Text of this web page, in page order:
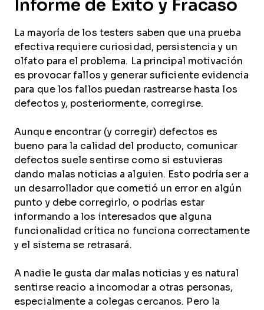
Informe de Éxito y Fracaso
La mayoría de los testers saben que una prueba
efectiva requiere curiosidad, persistencia y un
olfato para el problema. La principal motivación
es provocar fallos y generar suficiente evidencia
para que los fallos puedan rastrearse hasta los
defectos y, posteriormente, corregirse.
Aunque encontrar (y corregir) defectos es
bueno para la calidad del producto, comunicar
defectos suele sentirse como si estuvieras
dando malas noticias a alguien. Esto podría ser a
un desarrollador que cometió un error en algún
punto y debe corregirlo, o podrías estar
informando a los interesados que alguna
funcionalidad crítica no funciona correctamente
y el sistema se retrasará.
A nadie le gusta dar malas noticias y es natural
sentirse reacio a incomodar a otras personas,
especialmente a colegas cercanos. Pero la